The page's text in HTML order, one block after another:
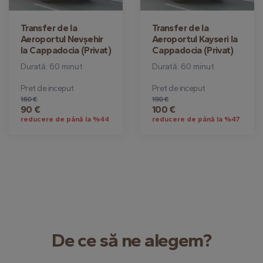
Transfer de la
Aeroportul Nevşehir
la Cappadocia (Privat)
Durată: 60 minut
Pret de inceput
160 €
90 €
reducere de până la %44
Transfer de la
Aeroportul Kayseri la
Cappadocia (Privat)
Durată: 60 minut
Pret de inceput
190 €
100 €
reducere de până la %47
De ce să ne alegem?